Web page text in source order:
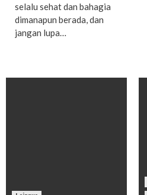
selalu sehat dan bahagia
dimanapun berada, dan
jangan lupa…